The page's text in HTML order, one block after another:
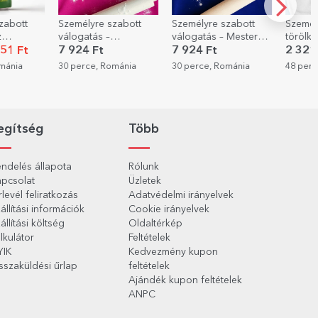
Ft
Személyre szabott
válogatás –
Szeretettel sütve
7 924 Ft
30 perce, Románia
Személyre szabott
válogatás – Mester
szakács a konyhában
7 924 Ft
30 perce, Románia
2
48
állapota
feliratkozás
információk
költség
űrlap
Több
Rólunk
Üzletek
Adatvédelmi irányelvek
Cookie irányelvek
Oldaltérkép
Feltételek
Kedvezmény kupon
feltételek
Ajándék kupon feltételek
ANPC